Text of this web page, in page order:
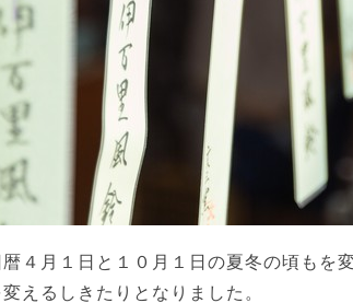
４月１日と１０月１日の夏冬の頃もを
えるしきたりとなりました。